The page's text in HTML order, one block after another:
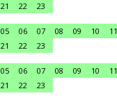
21 22
23
05 06 07 08 09 10 11
21 22
23
05 06 07 08 09 10 11
21 22
23